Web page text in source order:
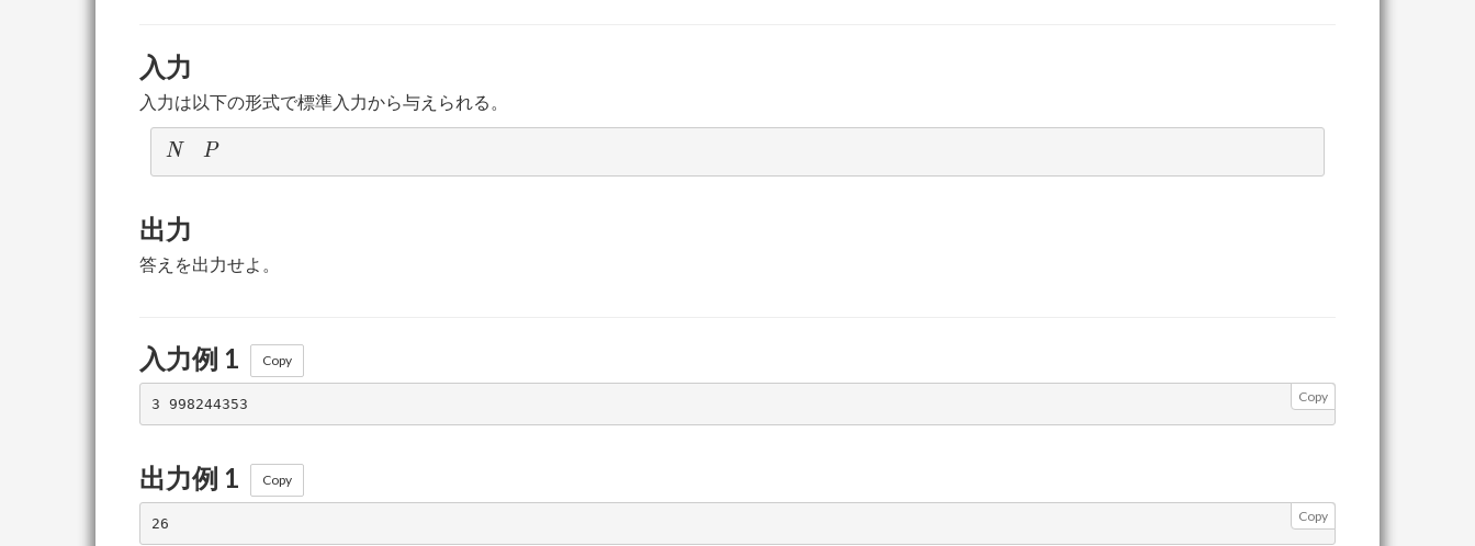
入力
入力は以下の形式で標準入力から与えられる。
N
N P
P
出力
答えを出力せよ。
入力例 1 Copy
Copy
出力例 1 Copy
Copy